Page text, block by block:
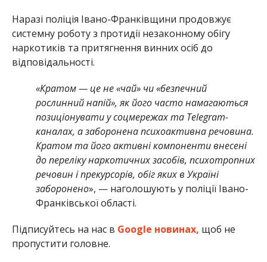
Наразі поліція Івано-Франківщини продовжує
системну роботу з протидії незаконному обігу
наркотиків та притягнення винних осіб до
відповідальності.
«Кратом — це не «чай» чи «безпечний
рослинний напій», як його часто намагаються
позиціонувати у соцмережах та Telegram-
каналах, а заборонена психоактивна речовина.
Кратом та його активні компоненти внесені
до переліку наркотичних засобів, психотропних
речовин і прекурсорів, обіг яких в Україні
заборонено», — наголошують у поліції Івано-
Франківської області.
Підписуйтесь на нас в Google новинах, щоб не
пропустити головне.